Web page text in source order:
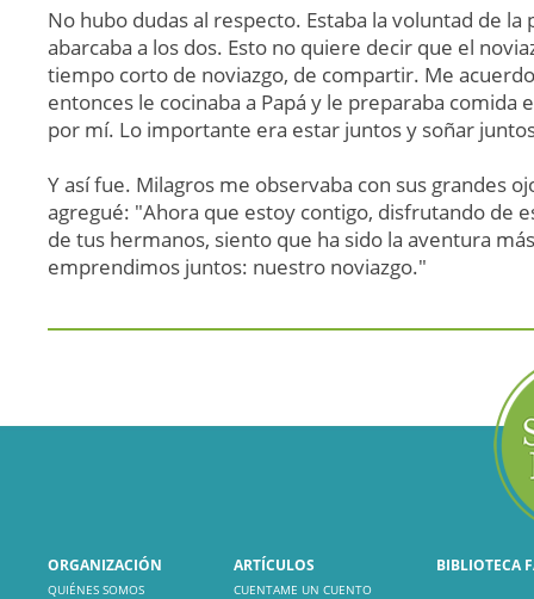
No hubo dudas al respecto. Estaba la voluntad de la
abarcaba a los dos. Esto no quiere decir que el
tiempo corto de noviazgo, de compartir. Me
entonces le cocinaba a Papá y le preparaba comida
por mí. Lo importante era estar juntos y soñar
Y así fue. Milagros me observaba con sus grandes
agregué: "Ahora que estoy contigo, disfrutando de
de tus hermanos, siento que ha sido la aventura
emprendimos juntos: nuestro noviazgo."
ORGANIZACIÓN
QUIÉNES SOMOS
ARTÍCULOS
CUENTAME UN CUENTO
BIBLIOTECA